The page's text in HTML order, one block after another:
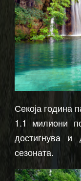
Секоја година
1.1 милиони
достигнува
сезоната.